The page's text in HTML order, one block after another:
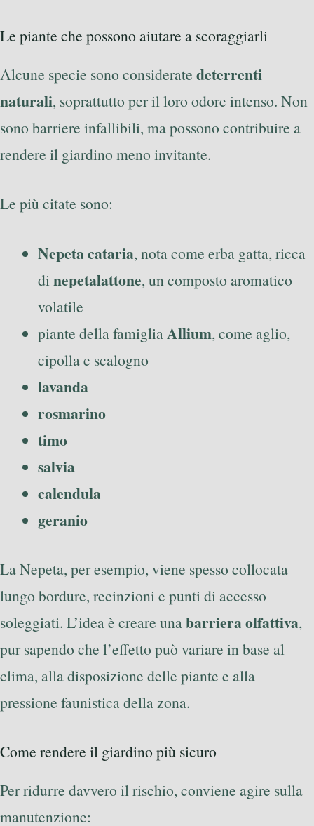
Le piante che possono aiutare a scoraggiarli
Alcune specie sono considerate deterrenti
naturali, soprattutto per il loro odore intenso. Non
sono barriere infallibili, ma possono contribuire a
rendere il giardino meno invitante.
Le più citate sono:
Nepeta cataria, nota come erba gatta, ricca
di nepetalattone, un composto aromatico
volatile
piante della famigliaAllium, come aglio,
cipolla e scalogno
lavanda
rosmarino
timo
salvia
calendula
geranio
La Nepeta, per esempio, viene spesso collocata
lungo bordure, recinzioni e punti di accesso
soleggiati. L’idea è creare unabarriera olfattiva,
pur sapendo che l’effetto può variare in base al
clima, alla disposizione delle piante e alla
pressione faunistica della zona.
Come rendere il giardino più sicuro
Per ridurre davvero il rischio, conviene agire sulla
manutenzione: